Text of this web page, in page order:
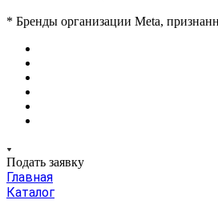
* Бренды организации Meta,
Подать заявку
Главная
Каталог